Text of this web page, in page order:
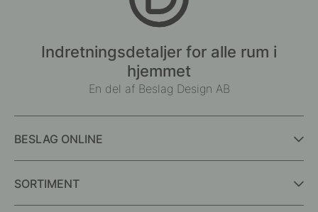
Indretningsdetaljer for alle rum i
hjemmet
En del af Beslag Design AB
BESLAG ONLINE
SORTIMENT